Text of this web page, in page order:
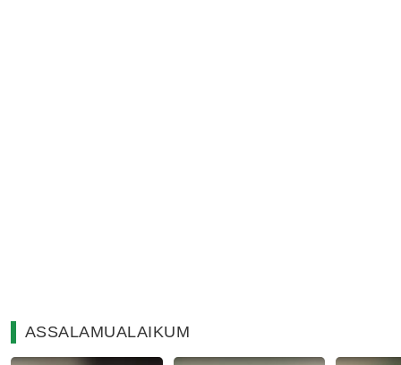
ASSALAMUALAIKUM